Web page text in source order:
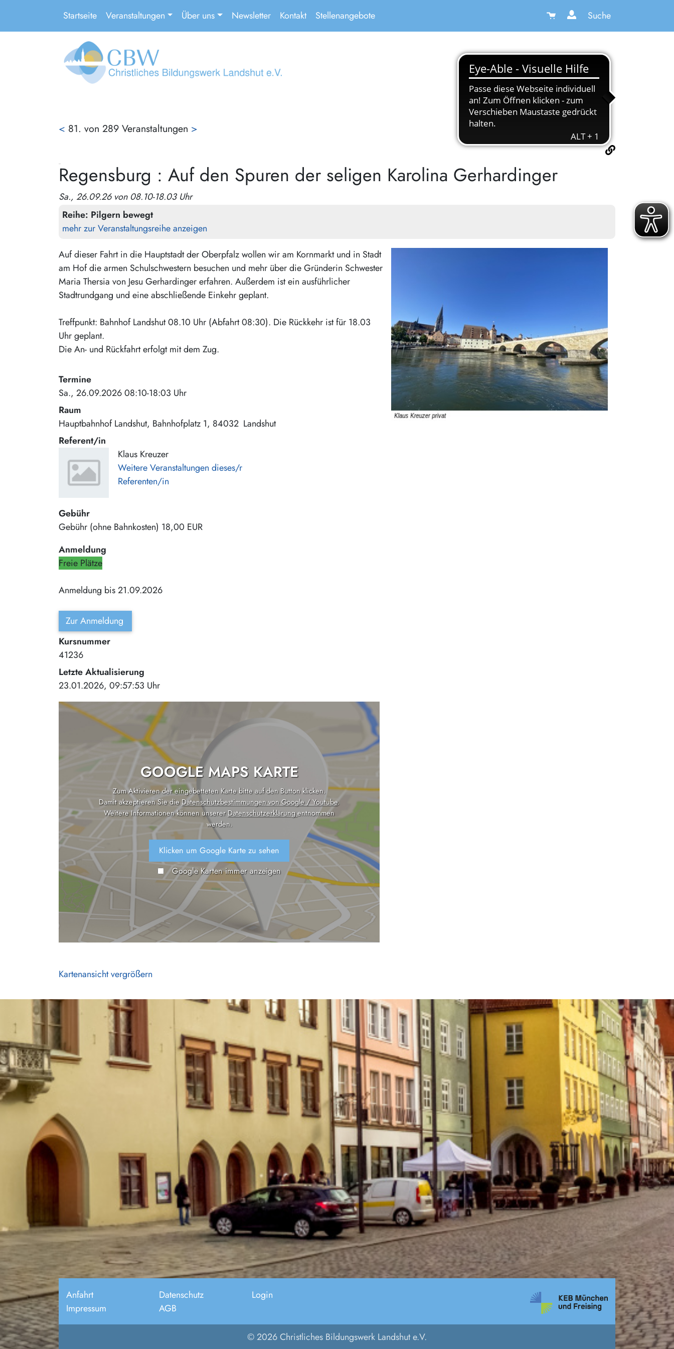
Startseite Veranstaltungen Über uns Newsletter Kontakt Stellenangebote Suche
< 81. von 289 Veranstaltungen >
Regensburg : Auf den Spuren der seligen Karolina Gerhardinger
Sa., 26.09.26 von 08.10-18.03 Uhr
Reihe: Pilgern bewegt
mehr zur Veranstaltungsreihe anzeigen
Auf dieser Fahrt in die Hauptstadt der Oberpfalz wollen wir am Kornmarkt und in Stadt
am Hof die armen Schulschwestern besuchen und mehr über die Gründerin Schwester
Maria Thersia von Jesu Gerhardinger erfahren. Außerdem ist ein ausführlicher
Stadtrundgang und eine abschließende Einkehr geplant.
Treffpunkt: Bahnhof Landshut 08.10 Uhr (Abfahrt 08:30). Die Rückkehr ist für 18.03
Uhr geplant.
Die An- und Rückfahrt erfolgt mit dem Zug.
Termine
Sa., 26.09.2026 08:10-18:03 Uhr
Raum
Hauptbahnhof Landshut Bahnhofplatz 1 84032 Landshut
Referent/in
Klaus Kreuzer
Weitere Veranstaltungen dieses/r
Referenten/in
Gebühr
Gebühr (ohne Bahnkosten) 18,00 EUR
Anmeldung
Freie Plätze
Anmeldung bis 21.09.2026
Zur Anmeldung
Kursnummer
41236
Letzte Aktualisierung
23.01.2026, 09:57:53 Uhr
GOOGLE MAPS KARTE
Zum Aktivieren der eingebetteten Karte bitte auf den Button klicken.
Damit akzeptieren Sie dieDatenschutzbestimmungen von Google / Youtube.
Weitere Informationen können unsererDatenschutzerklärungentnommen
werden.
Klicken um Google Karte zu sehen
Google Karten immer anzeigen
Kartenansicht vergrößern
Anfahrt
Impressum
Datenschutz
AGB
Login
© 2026 Christliches Bildungswerk Landshut e.V.